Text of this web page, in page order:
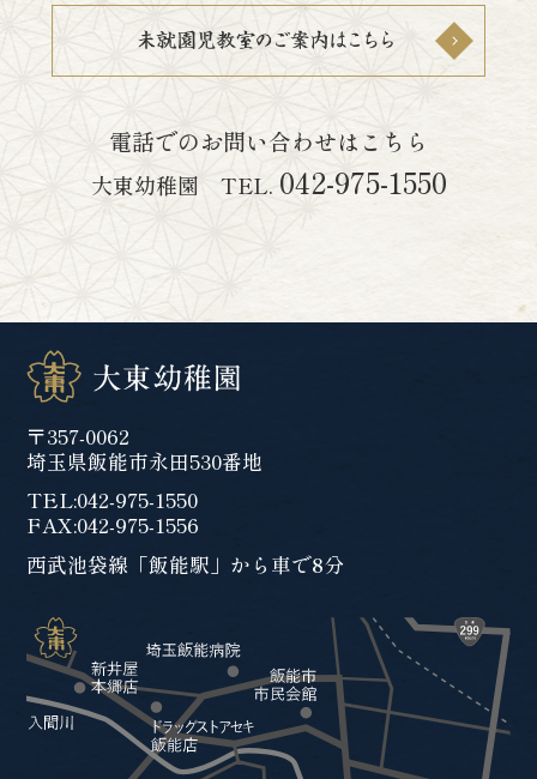
電話でのお問い合わせはこちら
大東幼稚園 TEL. 042-975-1550
〒357-0062
埼玉県飯能市永田530番地
TEL:042-975-1550
FAX:042-975-1556
西武池袋線「飯能駅」から車で8分